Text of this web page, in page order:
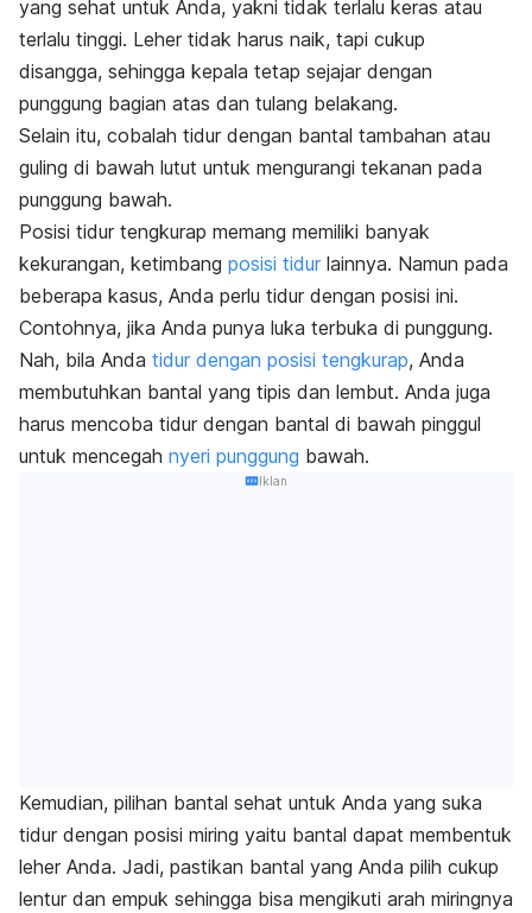
yang sehat untuk Anda, yakni tidak terlalu keras atau
terlalu tinggi. Leher tidak harus naik, tapi cukup
disangga, sehingga kepala tetap sejajar dengan
punggung bagian atas dan tulang belakang.
Selain itu, cobalah tidur dengan bantal tambahan atau
guling di bawah lutut untuk mengurangi tekanan pada
punggung bawah.
Posisi tidur tengkurap memang memiliki banyak
kekurangan, ketimbang posisi tidur lainnya. Namun pada
beberapa kasus, Anda perlu tidur dengan posisi ini.
Contohnya, jika Anda punya luka terbuka di punggung.
Nah, bila Anda tidur dengan posisi tengkurap, Anda
membutuhkan bantal yang tipis dan lembut. Anda juga
harus mencoba tidur dengan bantal di bawah pinggul
untuk mencegah nyeri punggung bawah.
Iklan
Kemudian, pilihan bantal sehat untuk Anda yang suka
tidur dengan posisi miring yaitu bantal dapat membentuk
leher Anda. Jadi, pastikan bantal yang Anda pilih cukup
lentur dan empuk sehingga bisa mengikuti arah miringnya